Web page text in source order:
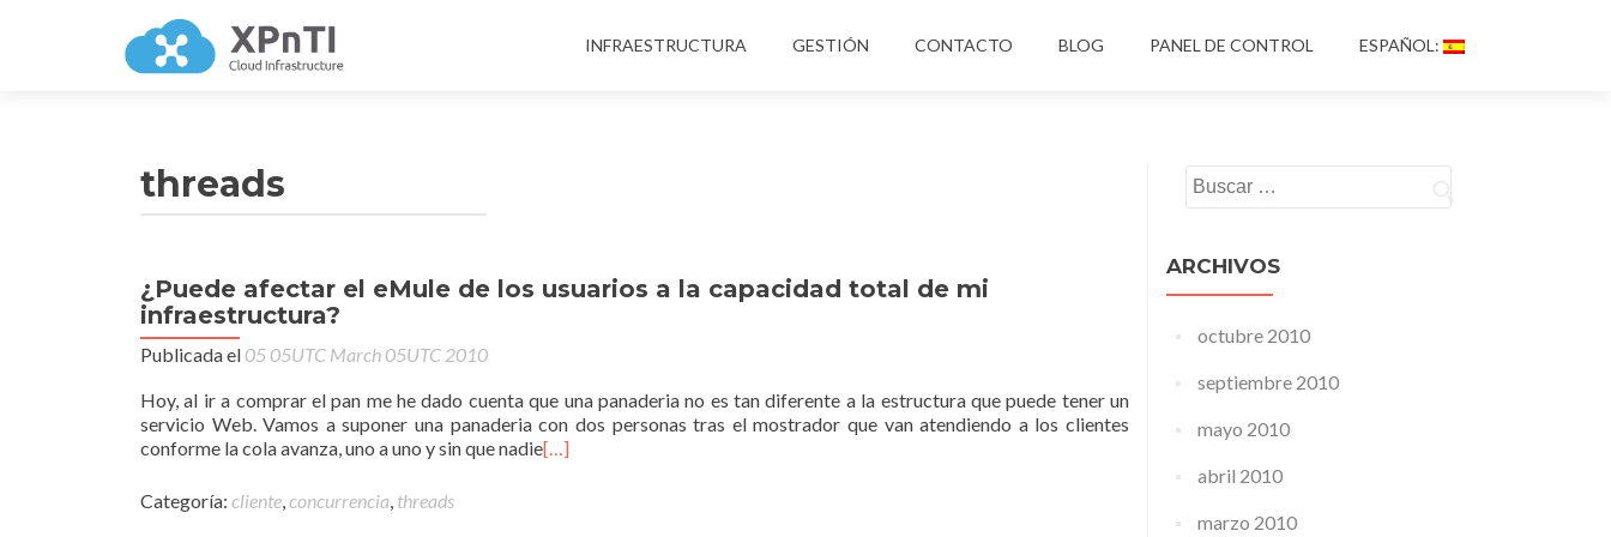
INFRAESTRUCTURA GESTIÓN CONTACTO BLOG PANEL DE CONTROL ESPAÑOL:
threads
¿Puede afectar el eMule de los usuarios a la capacidad total de mi
infraestructura?
Publicada el05 05UTC March 05UTC 2010
Hoy, al ir a comprar el pan me he dado cuenta que una panaderia no es tan diferente a la estructura que puede tener un
servicio Web. Vamos a suponer una panaderia con dos personas tras el mostrador que van atendiendo a los clientes
conforme la cola avanza, uno a uno y sin que nadie[…]
Categoría: cliente,concurrencia, threads
Buscar:
ARCHIVOS
octubre 2010
septiembre 2010
mayo 2010
abril 2010
marzo 2010